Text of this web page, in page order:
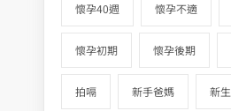
懷孕40週 懷孕不適
懷孕初期 懷孕後期
拍嗝 新手爸媽 新